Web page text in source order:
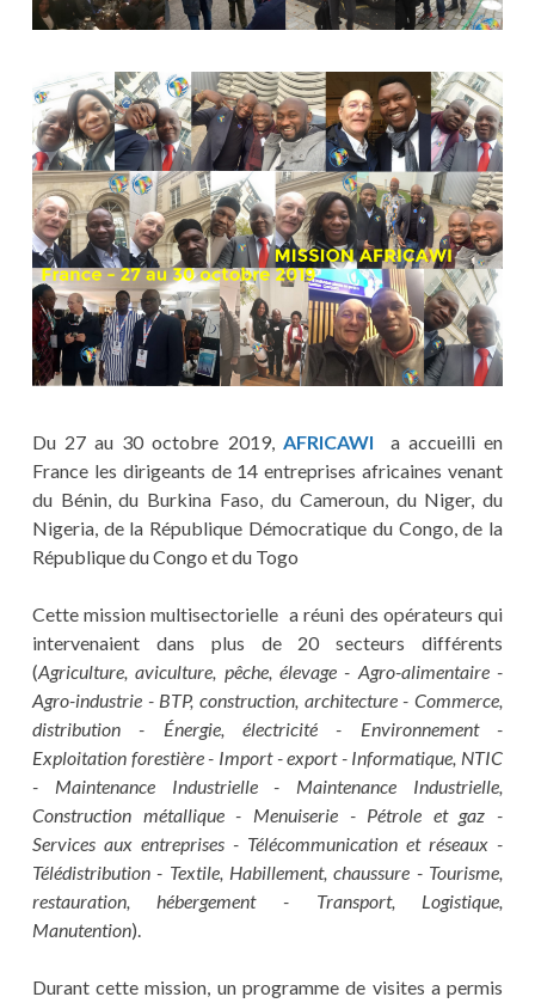
Du 27 au 30 octobre 2019, AFRICAWI
a accueilli en
France les dirigeants de 14 entreprises africaines venant
du Bénin, du Burkina Faso, du Cameroun, du Niger, du
Nigeria, de la République Démocratique du Congo, de la
République du Congo et du Togo
Cette mission multisectorielle a réuni des opérateurs qui
intervenaient dans plus de 20 secteurs différents
(Agriculture, aviculture, pêche, élevage - Agro-alimentaire -
Agro-industrie - BTP, construction, architecture - Commerce,
distribution - Énergie, électricité - Environnement -
Exploitation forestière - Import - export - Informatique, NTIC
- Maintenance Industrielle - Maintenance Industrielle,
Construction métallique - Menuiserie - Pétrole et gaz -
Services aux entreprises - Télécommunication et réseaux -
Télédistribution - Textile, Habillement, chaussure - Tourisme,
restauration, hébergement - Transport, Logistique,
Manutention).
Durant cette mission, un programme de visites a permis